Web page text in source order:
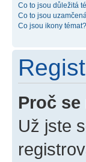
Co to jsou důležitá
Co to jsou
Co jsou ikony témat?
Proč
Už jste